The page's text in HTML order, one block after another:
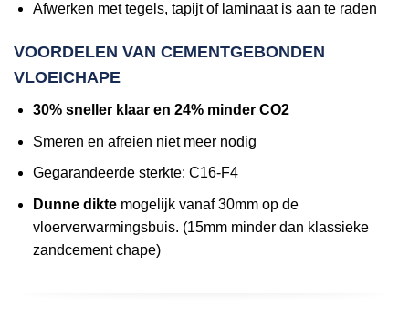
Afwerken met tegels, tapijt of laminaat is aan te raden
VOORDELEN VAN CEMENTGEBONDEN
VLOEICHAPE
30% sneller klaar en 24% minder CO2
Smeren en afreien niet meer nodig
Gegarandeerde sterkte: C16-F4
Dunne diktemogelijk vanaf 30mm op de
vloerverwarmingsbuis. (15mm minder dan klassieke
zandcement chape)